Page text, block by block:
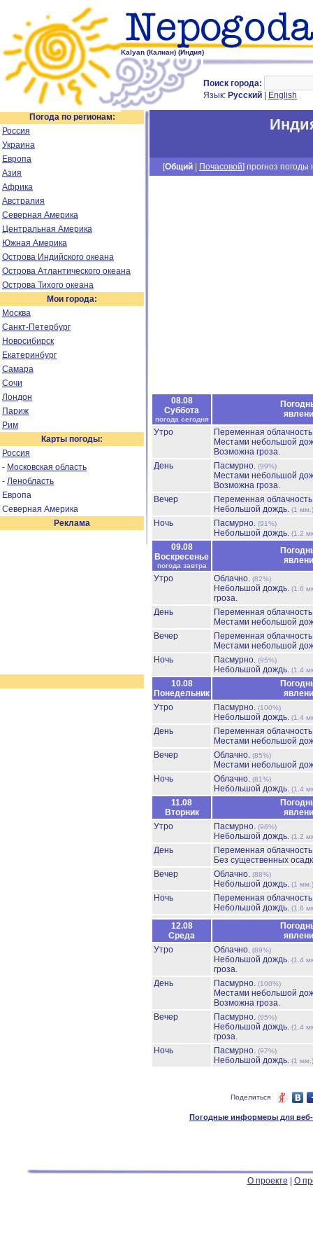
Kalyan (Калиан) (Индия)
Поиск города:
Язык: Русский English
Погода по регионам:
Россия
Украина
Европа
Азия
Африка
Австралия
Северная Америка
Центральная Америка
Южная Америка
Острова Индийского океана
Острова Атлантического океана
Острова Тихого океана
Мои города:
Москва
Санкт-Петербург
Новосибирск
Екатеринбург
Самара
Сочи
Лондон
Париж
Рим
Карты погоды:
Россия
- Московская область
- Ленобласть
Европа
Северная Америка
Реклама
[Общий Почасовой] прогноз погоды
08.08
Суббота
погода сегодня
Утро
Переменная
Местами небольшой
Возможна гроза.
День
Пасмурно. (99%)
Местами небольшой
Возможна гроза.
Вечер
Переменная
Небольшой дождь. (1 мм.)
Ночь Пасмурно. (91%)
Небольшой дождь. (1.2
09.08
Воскресенье
погода завтра
Утро
Облачно. (82%)
Небольшой дождь. (1.6
гроза.
День
Переменная
Местами небольшой
Вечер
Переменная
Местами небольшой
Ночь
Пасмурно. (95%)
Небольшой дождь. (1.4
10.08
Понедельник
Утро
Пасмурно. (100%)
Небольшой дождь. (1.4
День
Переменная
Местами небольшой
Вечер
Облачно. (85%)
Местами небольшой
Ночь
Облачно. (81%)
Небольшой дождь. (1.4
11.08
Вторник
Утро
Пасмурно. (96%)
Небольшой дождь. (1.2
День
Переменная
Без существенных
Вечер
Облачно. (88%)
Небольшой дождь. (1 мм.)
Ночь
Переменная
Небольшой дождь. (1.8
12.08
Среда
Утро
Облачно. (89%)
Небольшой дождь. (1.4
гроза.
День
Пасмурно. (100%)
Местами небольшой
Возможна гроза.
Вечер
Пасмурно. (95%)
Небольшой дождь. (1.4
гроза.
Ночь
Пасмурно. (97%)
Небольшой дождь. (1 мм.)
Поделиться
Погодные информеры для веб-
О проекте О